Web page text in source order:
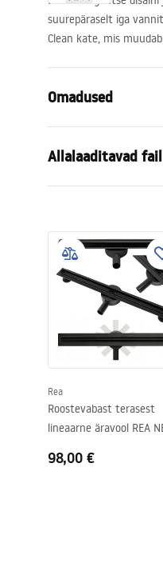
suurepäraselt iga
Clean kate, mis
Omadused
Värv
Kabiini tüüp
Avamismeetod
Paigaldamine
Kõrgus (mm)
Dušikabiini suund
Garantii
Easy Clean kate
Allalaaditavad
shower
Rea
Roostevabast terasest
lineaarne äravool REA
98,00 €